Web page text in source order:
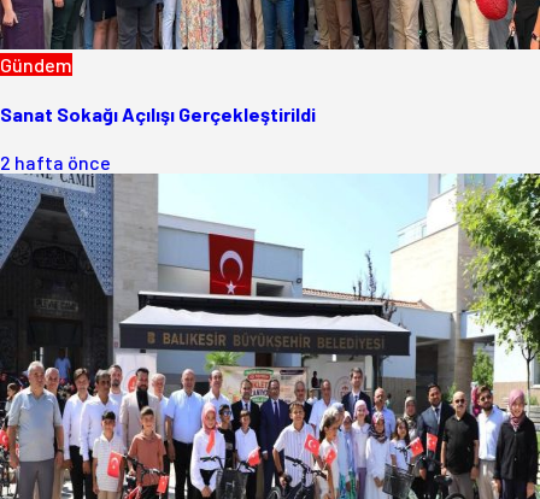
Gündem
Sanat Sokağı Açılışı Gerçekleştirildi
2 hafta önce